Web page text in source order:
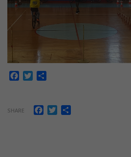
Facebook
Twitter
SHARE Facebook
Twitter